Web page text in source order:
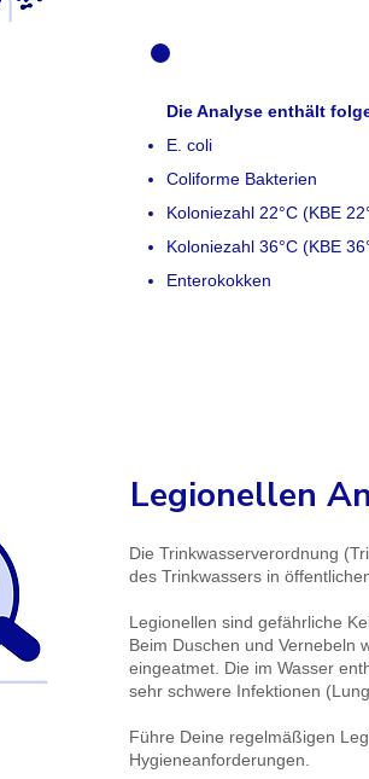
Die Analyse enthält
E. coli
Coliforme Bakterien
Koloniezahl 22°C (KBE
Koloniezahl 36°C (KBE
Enterokokken
Legionellen
Die Trinkwasserverordnung
des Trinkwassers in
Legionellen sind gefährliche
Beim Duschen und Vernebeln
eingeatmet. Die im Wasser
sehr schwere Infektionen
Führe Deine regelmäßigen
Hygieneanforderungen.